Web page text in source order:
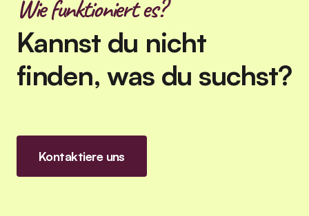
Wie funktioniert es?
Kannst du nicht
finden, was du suchst?
Kontaktiere uns